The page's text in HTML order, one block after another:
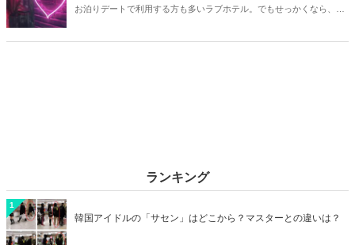
お泊りデートで利用する方も多いラブホテル。でもせっかくなら、キ
ランキング
1
韓国アイドルの「サセン」はどこから？マスターとの違いは？